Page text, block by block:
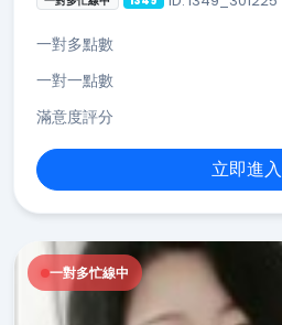
一對多點數
一對一點數
滿意度評分
立即進入
一對多忙線中